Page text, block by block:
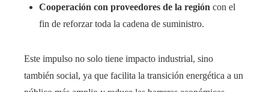
Cooperación con proveedores de la región con el
fin de reforzar toda la cadena de suministro.
Este impulso no solo tiene impacto industrial, sino
también social, ya que facilita la transición energética a un